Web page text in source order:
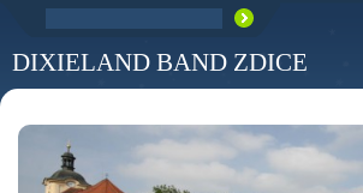
DIXIELAND BAND ZDICE